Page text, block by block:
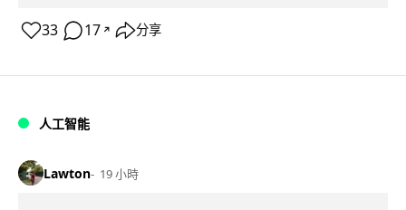
33 17 ↗ 分享
人工智能
Lawton 19 小時